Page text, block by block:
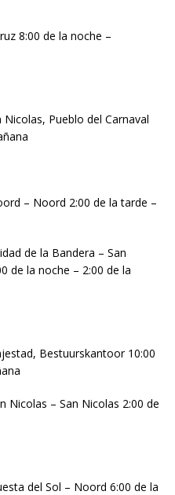
8:00 de la noche –
Pueblo del Carnaval
– Noord 2:00 de la tarde –
de la Bandera – San
de la noche – 2:00 de la
Bestuurskantoor 10:00
Nicolas – San Nicolas 2:00 de
del Sol – Noord 6:00 de la